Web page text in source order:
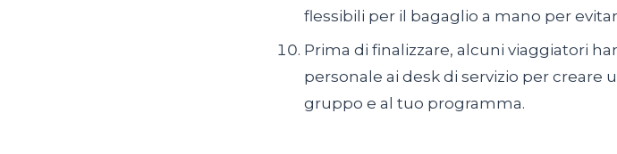
flessibili per il bagaglio a mano per
Prima di finalizzare, alcuni viaggiatori
personale ai desk di servizio per creare
gruppo e al tuo programma.